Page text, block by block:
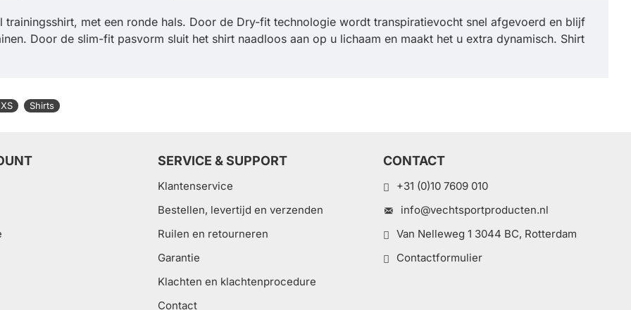
trainingsshirt, met een ronde hals. Door de Dry-fit technologie wordt transpiratievocht snel afgevoerd en blijf
Door de slim-fit pasvorm sluit het shirt naadloos aan op u lichaam en maakt het u extra dynamisch. Shirt
Shirts
SERVICE & SUPPORT
Klantenservice
Bestellen, levertijd en verzenden
Ruilen en retourneren
Garantie
Klachten en klachtenprocedure
Contact
CONTACT
+31 (0)10 7609 010
info@vechtsportproducten.nl
Van Nelleweg 1 3044 BC, Rotterdam
Contactformulier